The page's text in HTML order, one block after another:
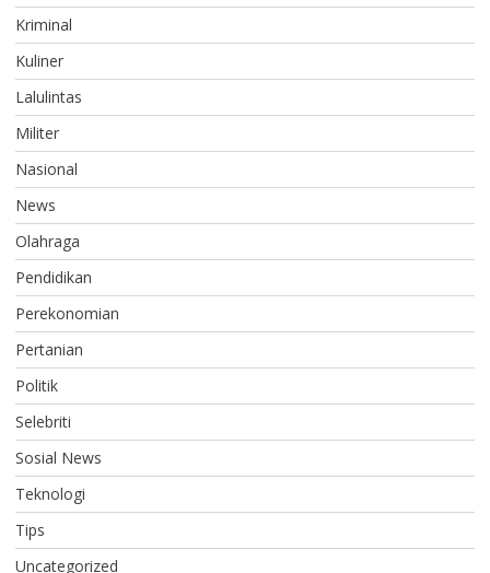
Kriminal
Kuliner
Lalulintas
Militer
Nasional
News
Olahraga
Pendidikan
Perekonomian
Pertanian
Politik
Selebriti
Sosial News
Teknologi
Tips
Uncategorized